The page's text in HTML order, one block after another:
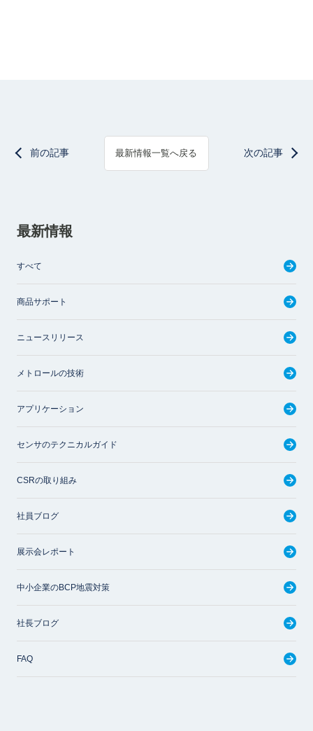
前の記事 最新情報一覧へ戻る 次の記事
最新情報
すべて
商品サポート
ニュースリリース
メトロールの技術
アプリケーション
センサのテクニカルガイド
CSRの取り組み
社員ブログ
展示会レポート
中小企業のBCP地震対策
社長ブログ
FAQ